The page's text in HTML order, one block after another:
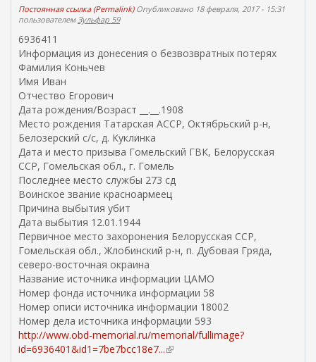
Постоянная ссылка (Permalink)Опубликовано 18 февраля, 2017 - 15:31
пользователемЗульфар 59
6936411
Информация из донесения о безвозвратных потерях
Фамилия Коньчев
Имя Иван
Отчество Егорович
Дата рождения/Возраст __.__.1908
Место рождения Татарская АССР, Октябрьский р-н,
Белозерский с/с, д. Куклинка
Дата и место призыва Гомельский ГВК, Белорусская
ССР, Гомельская обл., г. Гомель
Последнее место службы 273 сд
Воинское звание красноармеец
Причина выбытия убит
Дата выбытия 12.01.1944
Первичное место захоронения Белорусская ССР,
Гомельская обл., Жлобинский р-н, п. Дубовая Гряда,
северо-восточная окраина
Название источника информации ЦАМО
Номер фонда источника информации 58
Номер описи источника информации 18002
Номер дела источника информации 593
http://www.obd-memorial.ru/memorial/fullimage?
id=6936401&id1=7be7bcc18e7...(